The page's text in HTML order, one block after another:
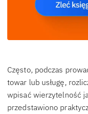
Często, podczas
towar lub usługę,
wpisać wierzytelność
przedstawiono